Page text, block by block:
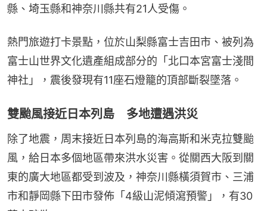
縣、埼玉縣和神奈川縣共有21人受傷。
熱門旅遊打卡景點，位於山梨縣富士吉田市、被列為
富士山世界文化遺產組成部分的「北口本宮富士淺間
神社」，震後發現有11座石燈籠的頂部斷裂墜落。
雙颱風接近日本列島 多地遭遇洪災
除了地震，周末接近日本列島的海高斯和米克拉雙颱
風，給日本多個地區帶來洪水災害。從關西大阪到關
東的廣大地區都受到波及，神奈川縣橫須賀市、三浦
市和靜岡縣下田市發佈「4級山泥傾瀉預警」，有30